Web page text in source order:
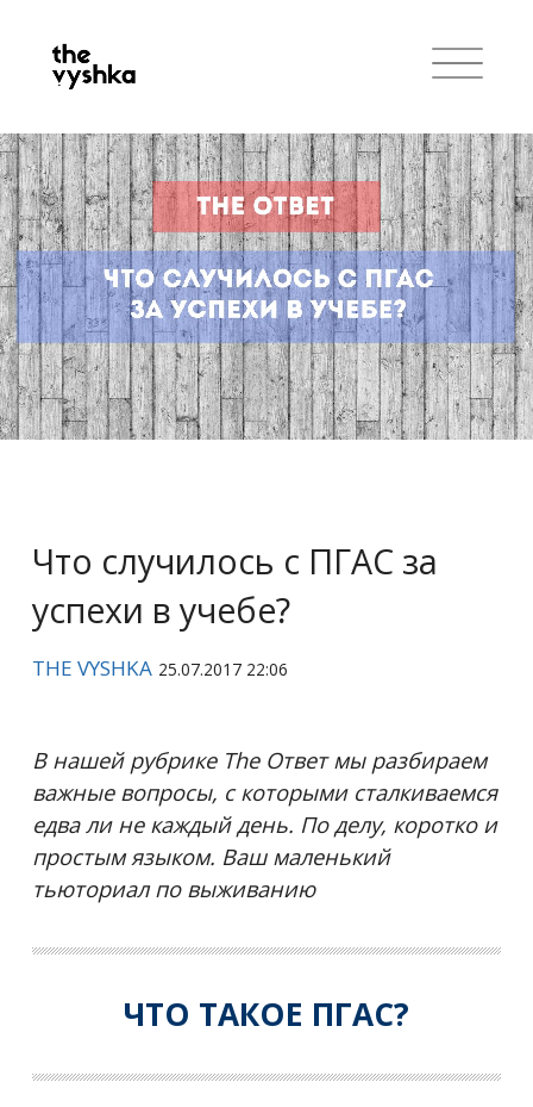
Что случилось с ПГАС за
успехи в учебе?
THE VYSHKA 25.07.2017 22:06
В нашей рубрике The Ответ мы разбираем
важные вопросы, с которыми сталкиваемся
едва ли не каждый день. По делу, коротко и
простым языком. Ваш маленький
тьюториал по выживанию
ЧТО ТАКОЕ ПГАС?